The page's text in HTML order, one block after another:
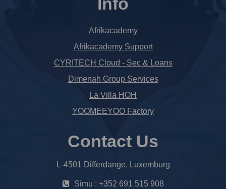
Afrikacademy
Afrikacademy Support
CYRITECH Cloud - Sec & Loans
Dimenah Group Services
La Villa HOH
YOOMEEYOO Factory
Contact Us
L-4501 Differdange, Luxemburg
Simu : +352 691 515 908